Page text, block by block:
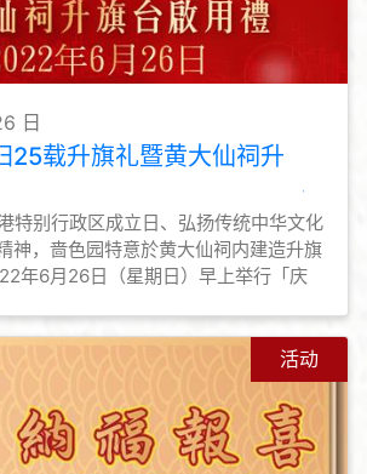
日
25载升旗礼暨黄大仙祠升
特别行政区成立日、弘扬传统中华文化
神，啬色园特意於黄大仙祠内建造升旗
年6月26日（星期日）早上举行「庆
活动